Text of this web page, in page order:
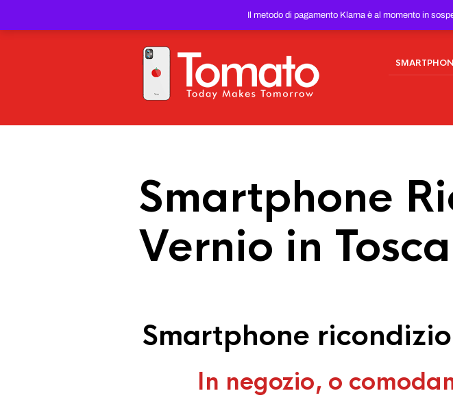
Il metodo di pagamento Klarna è al momento in
PREZZO DEL WEB!
Smartphone
Vernio in
Smartphone
In negozio, o